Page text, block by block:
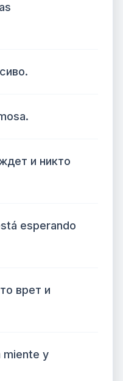
и никто
esperando
врет и
miente y